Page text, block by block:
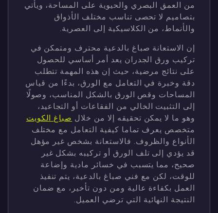
من العمق البصري والحيوية على المساحة، ويأتي
بتصاميم لا تحصى تناسب مختلف الأذواق
والأنماط، من الكلاسيكية إلى العصرية.
إن الاستعانة صباغ بالدعية محترف ومتمكن في
تركيب ورق الجدران يعد أمر أساسي للحصول
على نتائج مرضية، حيث إن هذه المهمة تتطلب
دقة وخبرة في التعامل مع الورق، بدءًا من قياس
المساحات وقص الورق بالشكل المناسب، وصولًا
إلى التثبيت الخالي من الفقاعات أو التجاعيد،
وهو ما لا يمكن تحقيقه إلا من خلال صباغ الكويت
متخصص يعرف تماما كيفية التعامل مع مختلف
الأنواع والظروف. فالاستعانة بشخص غير مؤهل
قد يؤدي إلى تلف الورق أو تركيبه بشكل غير
صحيح، مما يتسبب في خسائر مادية وإضاعة
للوقت، لكن مع فني صباغ بالدعية، يتم تنفيذ
العمل بكفاءة عالية ومن دون تأخير، مع ضمان
النتيجة النهائية التي ترضي العميل.